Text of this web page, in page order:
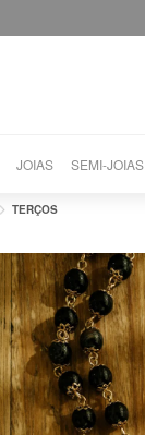
JOIAS SEMI-JOIAS
TERÇOS